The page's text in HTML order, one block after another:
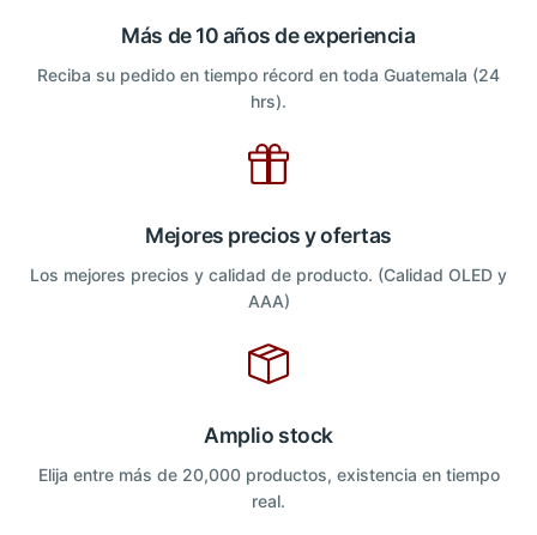
Más de 10 años de experiencia
Reciba su pedido en tiempo récord en toda Guatemala (24
hrs).
Mejores precios y ofertas
Los mejores precios y calidad de producto. (Calidad OLED y
AAA)
Amplio stock
Elija entre más de 20,000 productos, existencia en tiempo
real.